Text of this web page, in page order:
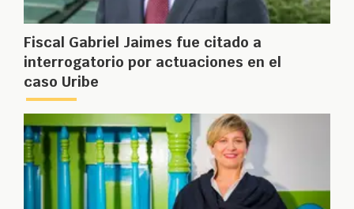
Fiscal Gabriel Jaimes fue citado a
interrogatorio por actuaciones en el
caso Uribe